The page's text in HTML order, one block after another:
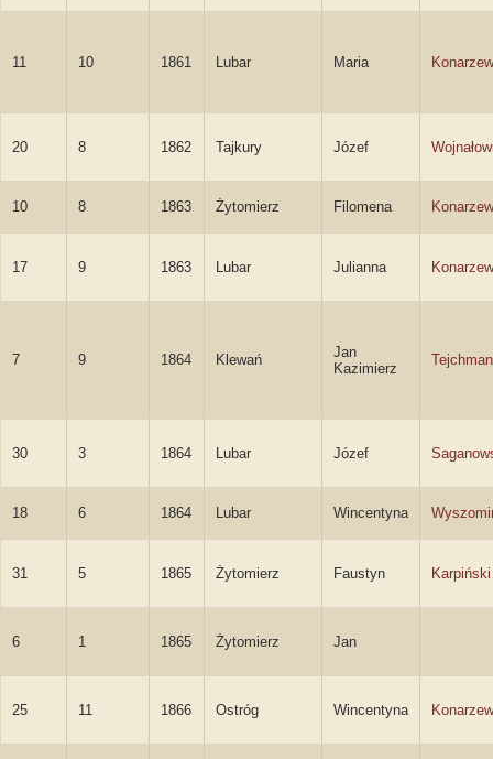
11 10 1861 Lubar Maria
20 8 1862 Tajkury Józef
10 8 1863 Żytomierz Filomena
17 9 1863 Lubar Julianna
7 9 1864 Klewań
Jan
Kazimierz
Tejchman
30 3 1864 Lubar Józef
18 6 1864 Lubar Wincentyna
31 5 1865 Żytomierz Faustyn Karpiński
6 1 1865 Żytomierz Jan
25 11 1866 Ostróg Wincentyna